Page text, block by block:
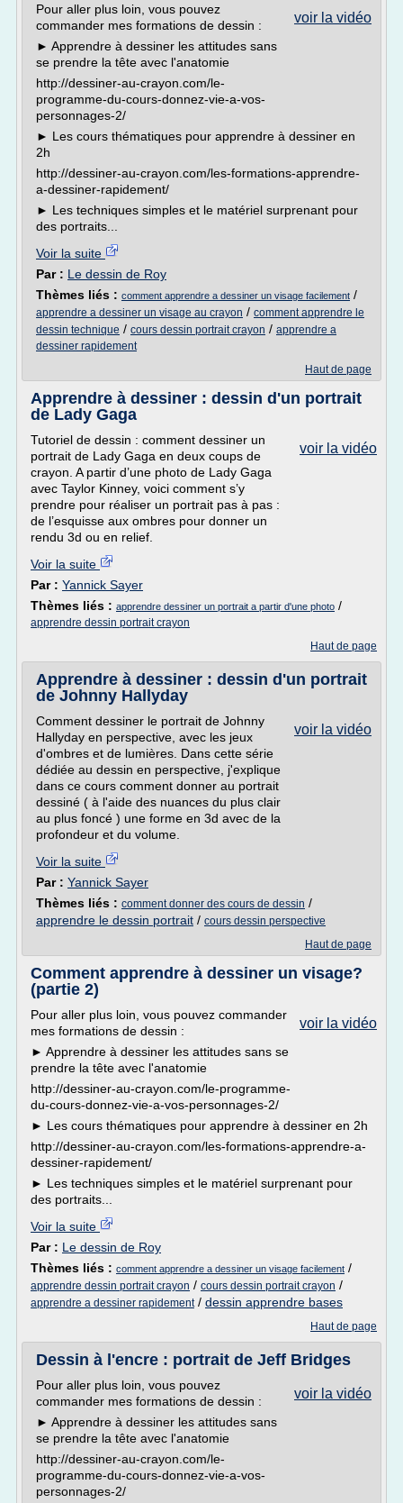
voir la vidéo
Pour aller plus loin, vous pouvez
commander mes formations de dessin :
► Apprendre à dessiner les attitudes sans
se prendre la tête avec l'anatomie
http://dessiner-au-crayon.com/le-
programme-du-cours-donnez-vie-a-vos-
personnages-2/
► Les cours thématiques pour apprendre à dessiner en
2h
http://dessiner-au-crayon.com/les-formations-apprendre-
a-dessiner-rapidement/
► Les techniques simples et le matériel surprenant pour
des portraits...
Voir la suite
Par : Le dessin de Roy
Thèmes liés : comment apprendre a dessiner un visage facilement /
apprendre a dessiner un visage au crayon / comment apprendre le
dessin technique / cours dessin portrait crayon / apprendre a
dessiner rapidement
Haut de page
Apprendre à dessiner : dessin d'un portrait
de Lady Gaga
voir la vidéo
Tutoriel de dessin : comment dessiner un
portrait de Lady Gaga en deux coups de
crayon. A partir d’une photo de Lady Gaga
avec Taylor Kinney, voici comment s’y
prendre pour réaliser un portrait pas à pas :
de l’esquisse aux ombres pour donner un
rendu 3d ou en relief.
Voir la suite
Par : Yannick Sayer
Thèmes liés : apprendre dessiner un portrait a partir d'une photo /
apprendre dessin portrait crayon
Haut de page
Apprendre à dessiner : dessin d'un portrait
de Johnny Hallyday
voir la vidéo
Comment dessiner le portrait de Johnny
Hallyday en perspective, avec les jeux
d'ombres et de lumières. Dans cette série
dédiée au dessin en perspective, j'explique
dans ce cours comment donner au portrait
dessiné ( à l'aide des nuances du plus clair
au plus foncé ) une forme en 3d avec de la
profondeur et du volume.
Voir la suite
Par : Yannick Sayer
Thèmes liés : comment donner des cours de dessin /
apprendre le dessin portrait / cours dessin perspective
Haut de page
Comment apprendre à dessiner un visage?
(partie 2)
voir la vidéo
Pour aller plus loin, vous pouvez commander
mes formations de dessin :
► Apprendre à dessiner les attitudes sans se
prendre la tête avec l'anatomie
http://dessiner-au-crayon.com/le-programme-
du-cours-donnez-vie-a-vos-personnages-2/
► Les cours thématiques pour apprendre à dessiner en 2h
http://dessiner-au-crayon.com/les-formations-apprendre-a-
dessiner-rapidement/
► Les techniques simples et le matériel surprenant pour
des portraits...
Voir la suite
Par : Le dessin de Roy
Thèmes liés : comment apprendre a dessiner un visage facilement /
apprendre dessin portrait crayon / cours dessin portrait crayon /
apprendre a dessiner rapidement/ dessin apprendre bases
Haut de page
Dessin à l'encre : portrait de Jeff Bridges
voir la vidéo
Pour aller plus loin, vous pouvez
commander mes formations de dessin :
► Apprendre à dessiner les attitudes sans
se prendre la tête avec l'anatomie
http://dessiner-au-crayon.com/le-
programme-du-cours-donnez-vie-a-vos-
personnages-2/